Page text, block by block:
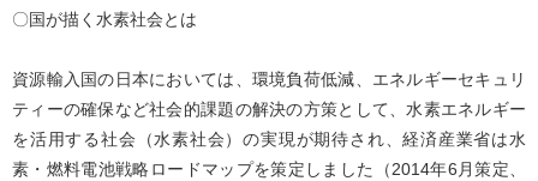
〇国が描く水素社会とは
資源輸入国の日本においては、環境負荷低減、エネルギーセキュリ
ティーの確保など社会的課題の解決の方策として、水素エネルギー
を活用する社会（水素社会）の実現が期待され、経済産業省は水
素・燃料電池戦略ロードマップを策定しました（2014年6月策定、